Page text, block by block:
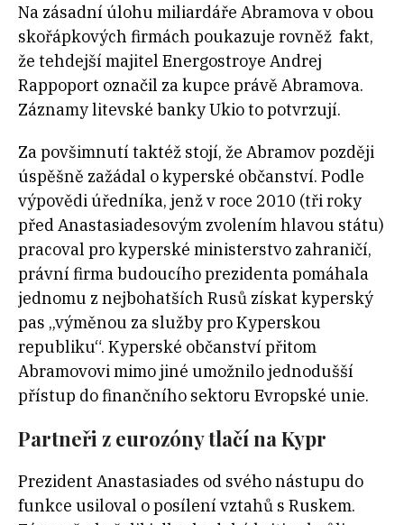
Na zásadní úlohu miliardáře Abramova v obou
skořápkových firmách poukazuje rovněž fakt,
že tehdejší majitel Energostroye Andrej
Rappoport označil za kupce právě Abramova.
Záznamy litevské banky Ukio to potvrzují.
Za povšimnutí taktéž stojí, že Abramov později
úspěšně zažádal o kyperské občanství. Podle
výpovědi úředníka, jenž v roce 2010 (tři roky
před Anastasiadesovým zvolením hlavou státu)
pracoval pro kyperské ministerstvo zahraničí,
právní firma budoucího prezidenta pomáhala
jednomu z nejbohatších Rusů získat kyperský
pas „výměnou za služby pro Kyperskou
republiku“. Kyperské občanství přitom
Abramovovi mimo jiné umožnilo jednodušší
přístup do finančního sektoru Evropské unie.
Partneři z eurozóny tlačí na Kypr
Prezident Anastasiades od svého nástupu do
funkce usiloval o posílení vztahů s Ruskem.